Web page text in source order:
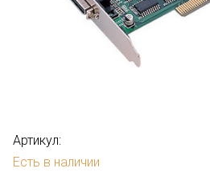
Артикул:
Есть в наличии